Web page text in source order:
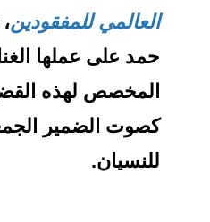
العالمي للمفقودين
حمد على عملها
المخصص لهذه
كصوت الضمير
للنسيان.